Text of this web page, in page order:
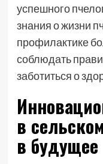
успешного
знания о жизни
профилактике
соблюдать
заботиться о
в
в будущее